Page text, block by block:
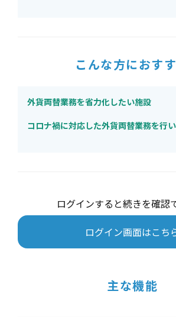
こんな方におす
外貨両替業務を省力化したい施設
コロナ禍に対応した外貨両替業務を行
ログインすると続きを確認
ログイン画面はこち
主な機能